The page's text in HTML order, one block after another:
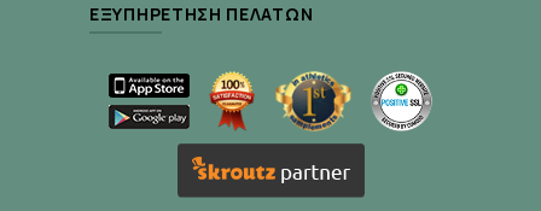
Οδηγίες Χρήσης:
Δοσολογία: 1 δόση (30 ml) ημερησίως,
ιδανικά πριν τον ύπνο.
Τρόπος λήψης: Άμεσα ή διαλυμένο σε μισό
ποτήρι νερό
ΕΞΥΠΗΡΈΤΗΣΗ ΠΕΛΑΤΏΝ